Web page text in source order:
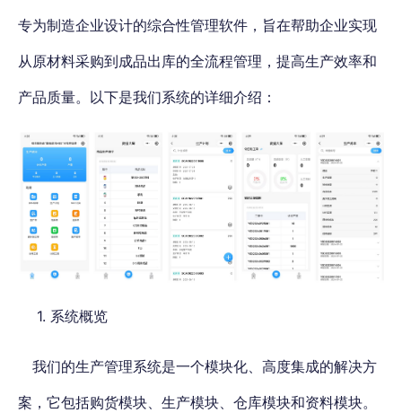
专为制造企业设计的综合性管理软件，旨在帮助企业实现
从原材料采购到成品出库的全流程管理，提高生产效率和
产品质量。以下是我们系统的详细介绍：
1. 系统概览
我们的生产管理系统是一个模块化、高度集成的解决方
案，它包括购货模块、生产模块、仓库模块和资料模块。